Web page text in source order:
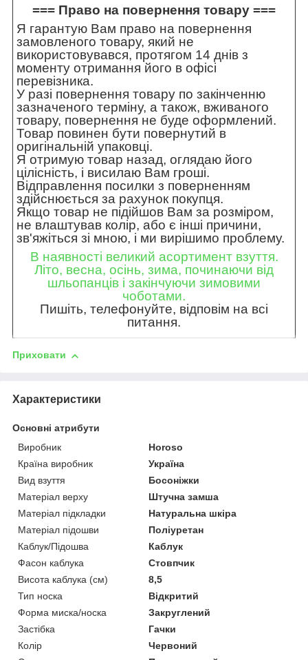
=== Право на повернення товару ===
Я гарантую Вам право на повернення
замовленого товару, який не
використовувався, протягом 14 днів з
моменту отримання його в офісі
перевізника.
У разі повернення товару по закінченню
зазначеного терміну, а також, вживаного
товару, повернення не буде оформлений.
Товар повинен бути повернутий в
оригінальній упаковці.
Я отримую товар назад, оглядаю його
цілісність, і висилаю Вам гроші.
Відправлення посилки з поверненням
здійснюється за рахунок покупця.
Якщо товар не підійшов Вам за розміром,
не влаштував колір, або є інші причини,
зв'яжіться зі мною, і ми вирішимо проблему.
В наявності великий асортимент взуття.
Літо, весна, осінь, зима, починаючи від
шльопанців і закінчуючи зимовими
чоботами.
Пишіть, телефонуйте, відповім на всі
питання.
Приховати
Характеристики
Основні атрибути
Виробник
Horoso
Країна виробник
Україна
Вид взуття
Босоніжки
Матеріал верху
Штучна замша
Матеріал підкладки
Натуральна шкіра
Матеріал підошви
Поліуретан
Каблук/Підошва
Каблук
Фасон каблука
Стовпчик
Висота каблука (см)
8,5
Тип носка
Відкритий
Форма миска/носка
Закруглений
Застібка
Гачки
Колір
Червоний